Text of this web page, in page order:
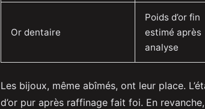
Or dentaire
Poids d’or fin
estimé après
analyse
Les bijoux, même abîmés, ont leur place.
d’or pur après raffinage fait foi. En